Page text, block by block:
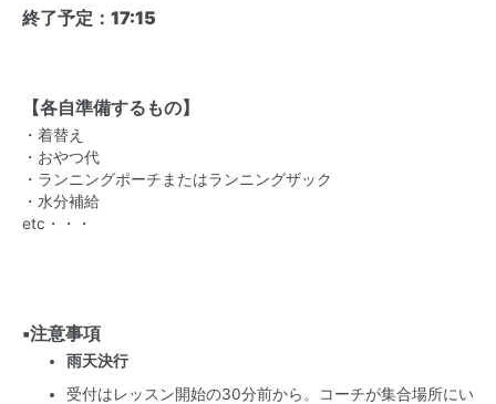
終了予定：17:15
【各自準備するもの】
・着替え
・おやつ代
・ランニングポーチまたはランニングザック
・水分補給
etc・・・
▪️注意事項
雨天決行
受付はレッスン開始の30分前から。コーチが集合場所にい